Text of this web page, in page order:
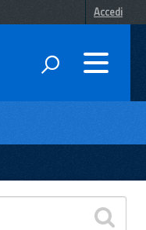
Accedi